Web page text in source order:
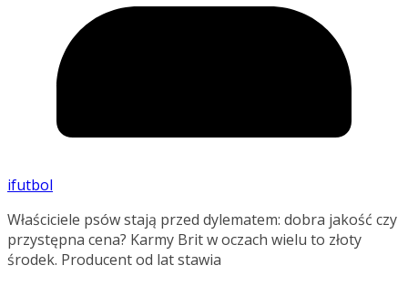
ifutbol
Właściciele psów stają przed dylematem: dobra jakość czy
przystępna cena? Karmy Brit w oczach wielu to złoty
środek. Producent od lat stawia